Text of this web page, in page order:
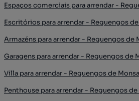
Espaços comerciais para arrendar -
Escritórios para arrendar - Reguengos
Armazéns para arrendar - Reguengos de
Garagens para arrendar - Reguengos de
Villa para arrendar - Reguengos de
Penthouse para arrendar - Reguengos de